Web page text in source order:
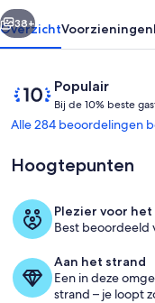
the
Guadalupe!
7Bdrms
4.
5Bad
kajaks,
Slaapplaatsen-
28
Volgende
38+
OverzichtVoorzieningen
Beoordelingen
Populair
10
van
10,
onder
gasten
Bij de 10% beste
Alle 284 beoordelingen
Hoogtepunten
Plezier voor
Best beoordeeld
Aan het strand
Een in deze
strand – je loopt